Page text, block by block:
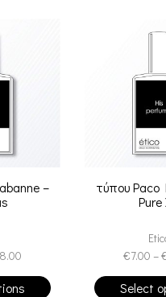
–
τύπου Paco
Pure
€7.00 –
Select